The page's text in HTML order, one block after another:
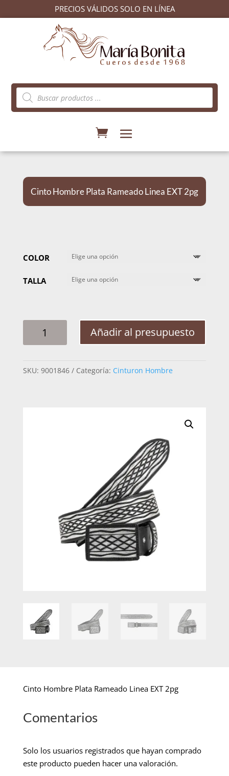
PRECIOS VÁLIDOS SOLO EN LÍNEA
Búsqueda
de
productos
Cinto Hombre Plata Rameado Linea EXT 2pg
COLOR
TALLA
HOMBRE
LINEA
Añadir al presupuesto
SKU: 9001846 Categoría: Cinturon Hombre
Cinto Hombre Plata Rameado Linea EXT 2pg
Comentarios
Solo los usuarios registrados que hayan comprado
este producto pueden hacer una valoración.